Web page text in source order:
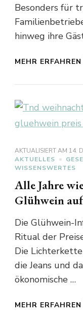
Besonders für
hinweg ihre
MEHR ERFAHREN
AKTUALISIERT AM 14.
AKTUELLES
WISSENSWERTES
Alle Jahre
Glühwein
Die Glühwein-
Ritual der
Die
die Jeans und
ökonomische …
MEHR ERFAHREN